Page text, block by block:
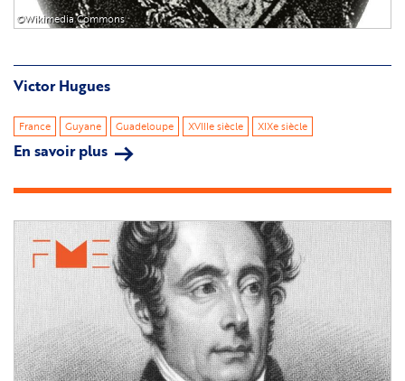
©Wikimedia Commons
Victor Hugues
France Guyane Guadeloupe XVIIIe siècle XIXe siècle
En savoir plus sur
Hugues
Image